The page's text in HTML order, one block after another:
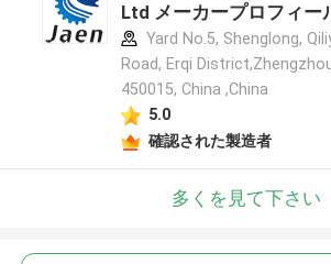
Ltd メーカープロフィー
Yard No.5, Shenglong,
Road, Erqi
450015, China ,China
5.0
確認された製造者
多くを見て下さい